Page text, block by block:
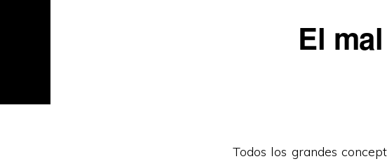
El
Todos los grandes